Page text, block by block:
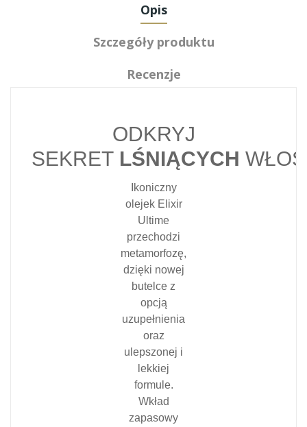
Opis
Szczegóły produktu
Recenzje
ODKRYJ
SEKRET LŚNIĄCYCH
Ikoniczny
olejek Elixir
Ultime
przechodzi
metamorfozę,
dzięki nowej
butelce z
opcją
uzupełnienia
oraz
ulepszonej i
lekkiej
formule.
Wkład
zapasowy